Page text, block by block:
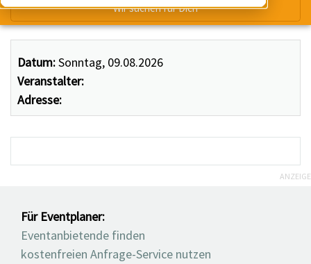
Datum:Sonntag, 09.08.2026
Veranstalter:
Adresse:
Wir suchen für Dich
ANZEIGE
Für Eventplaner:
Eventanbietende finden
kostenfreien Anfrage-Service nutzen